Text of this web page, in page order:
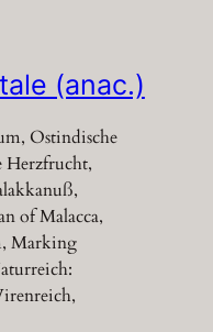
(anac.)
Ostindische
Herzfrucht,
of Malacca,
Marking